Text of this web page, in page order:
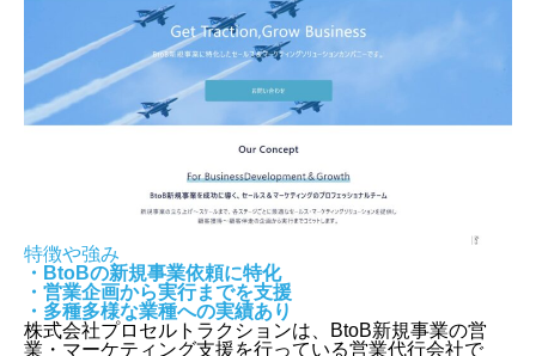
特徴や強み
・BtoBの新規事業依頼に特化
・営業企画から実行までを支援
・多種多様な業種への実績あり
株式会社プロセルトラクションは、BtoB新規事業の営
業・マーケティング支援を行っている営業代行会社で